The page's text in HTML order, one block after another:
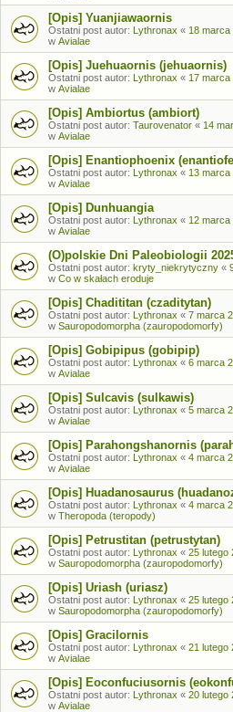
[Opis] Yuanjiawaornis
Ostatni post autor: Lythronax « 18 marca
w Avialae
[Opis] Juehuaornis (jehuaornis)
Ostatni post autor: Lythronax « 17 marca
w Avialae
[Opis] Ambiortus (ambiort)
Ostatni post autor: Taurovenator « 14
w Avialae
[Opis] Enantiophoenix
Ostatni post autor: Lythronax « 13 marca
w Avialae
[Opis] Dunhuangia
Ostatni post autor: Lythronax « 12 marca
w Avialae
(O)polskie Dni Paleobiologii
Ostatni post autor: kryty_niekrytyczny «
w Co w skałach eroduje
[Opis] Chadititan (czaditytan)
Ostatni post autor: Lythronax « 7 marca
w Sauropodomorpha (zauropodomorfy)
[Opis] Gobipipus (gobipip)
Ostatni post autor: Lythronax « 6 marca
w Avialae
[Opis] Sulcavis (sulkawis)
Ostatni post autor: Lythronax « 5 marca
w Avialae
[Opis] Parahongshanornis
Ostatni post autor: Lythronax « 4 marca
w Avialae
[Opis] Huadanosaurus
Ostatni post autor: Lythronax « 4 marca
w Theropoda (teropody)
[Opis] Petrustitan (petrustytan)
Ostatni post autor: Lythronax « 25 lutego
w Sauropodomorpha (zauropodomorfy)
[Opis] Uriash (uriasz)
Ostatni post autor: Lythronax « 25 lutego
w Sauropodomorpha (zauropodomorfy)
[Opis] Gracilornis
Ostatni post autor: Lythronax « 21 lutego
w Avialae
[Opis] Eoconfuciusornis
Ostatni post autor: Lythronax « 20 lutego
w Avialae